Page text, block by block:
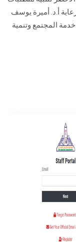
أ.د. أميرة يوسف
المجتمع وتنمية